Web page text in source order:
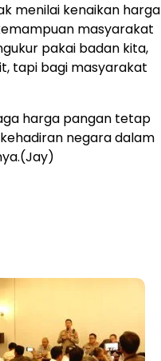
menilai kenaikan harga
masyarakat
pakai badan kita,
tapi bagi masyarakat
harga pangan tetap
negara dalam